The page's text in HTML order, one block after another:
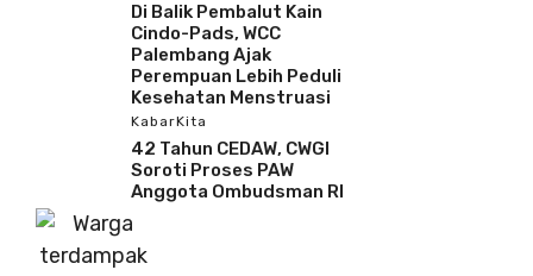
Di Balik Pembalut Kain
Cindo-Pads, WCC
Palembang Ajak
Perempuan Lebih Peduli
Kesehatan Menstruasi
KabarKita
42 Tahun CEDAW, CWGI
Soroti Proses PAW
Anggota Ombudsman RI